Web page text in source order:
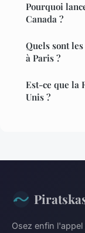
Pourquoi
Canada ?
Quels sont
à Paris ?
Est-ce que la
Unis ?
Osez enfin